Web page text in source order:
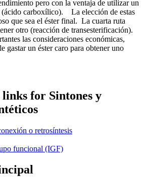
pero con la ventaja de utilizar un
(ácido carboxílico). La elección de estas
que sea el éster final. La cuarta ruta
otro (reacción de transesterificación).
las consideraciones económicas,
gastar un éster caro para obtener uno
for Sintones y
o retrosíntesis
funcional (IGF)